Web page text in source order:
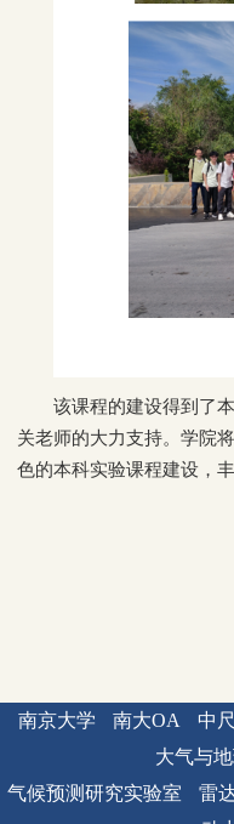
该课程的建设得到了
关老师的大力支持。学院
色的本科实验课程建设，
南京大学 南大OA 中
大气与
气候预测研究实验室
雷